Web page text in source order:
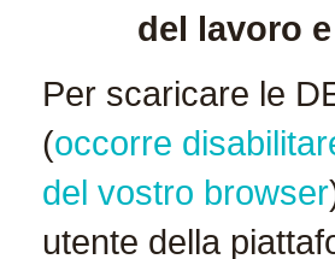
del lavoro
Per scaricare le
(occorre
del vostro browser
utente della